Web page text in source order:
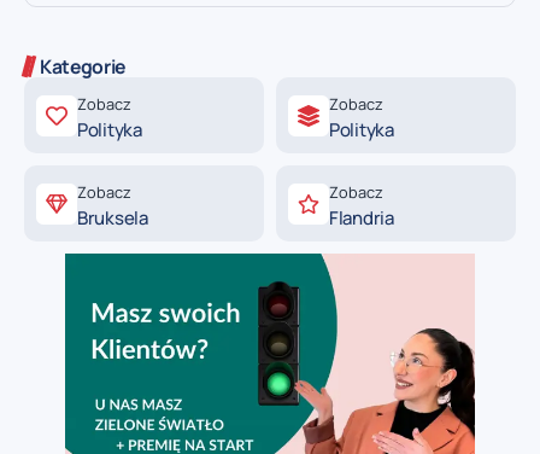
Kategorie
Zobacz
Polityka
Zobacz
Polityka
Zobacz
Bruksela
Zobacz
Flandria